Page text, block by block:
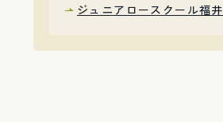
ジュニアロースクール福井